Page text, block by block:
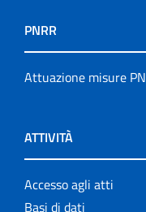
PNRR
Attuazione misure
ATTIVITÀ
Accesso agli atti
Basi di dati